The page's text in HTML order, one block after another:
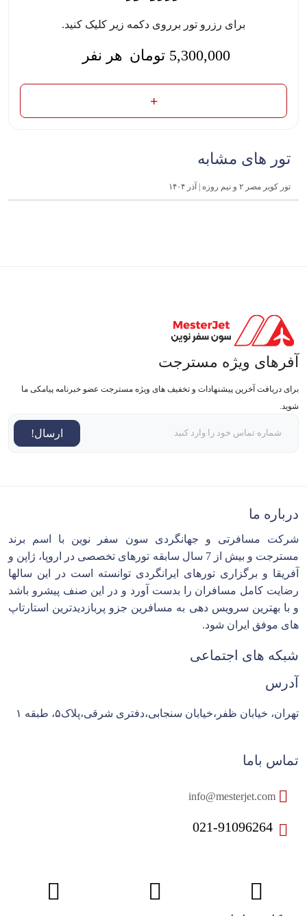
برای رزرو تور برروی دکمه زیر کلیک کنید.
5,300,000 تومان هر نفر
تور های مشابه
تور کویر مصر ۲ و نیم روزه | آ‌ذر ۱۴۰۴
آفرهای ویژه مسترجت
برای دریافت آخرین پیشنهادات و تخفیف های ویژه مسترجت عضو خبرنامه پیامکی ما
شوید.
ارسال!
درباره ما
شرکت مسافرتی و جهانگردی سون سفر نوین با اسم برند
مسترجت و بیش از 7 سال سابقه تورهای تخصصی در اروپا، ژاپن و
آفریقا و برگزاری تورهای ایرانگردی توانسته است در این سالها
رضایت کامل مسافران را بدست آورد و در این صنف پیشرو باشد
و با بهترین سرویس دهی به مسافرین جزو پربازدیدترین استارتاپ
های موفق ایران شود.
شبکه های اجتماعی
آدرس
تهران، خیابان ظفر،خیابان سنجابی،دفتری شرقی،پلاک۵، طبقه ۱
تماس باما
021-91096264